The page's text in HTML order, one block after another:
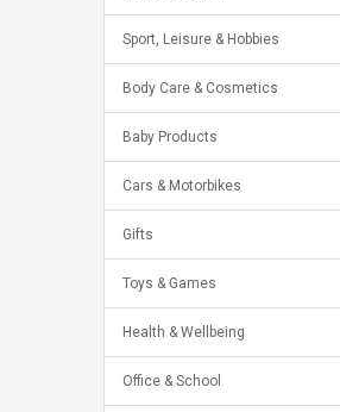
Sport, Leisure & Hobbies
Body Care & Cosmetics
Baby Products
Cars & Motorbikes
Gifts
Toys & Games
Health & Wellbeing
Office & School